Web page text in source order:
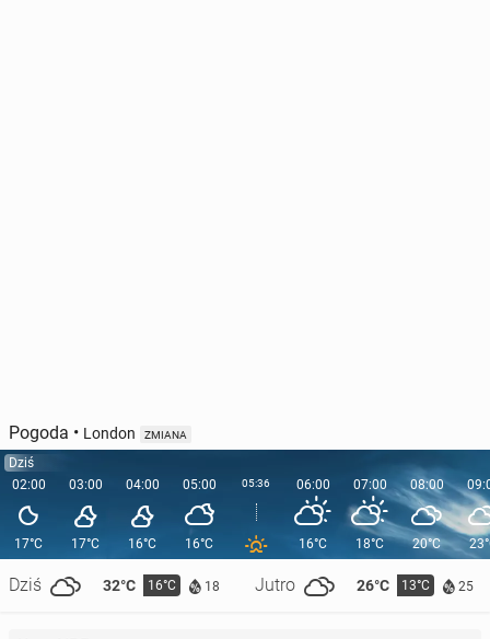
Pogoda • London ZMIANA
Dziś
02:00
17°C
Dziś 32°C 16°C 18 Jutro 26°C 13°C 25
03:00
17°C
04:00
16°C
05:00
16°C
05:36 06:00
16°C
07:00
18°C
08:00
20°C